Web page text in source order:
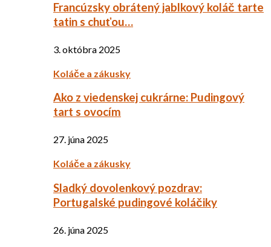
Francúzsky obrátený jablkový koláč tarte
tatin s chuťou…
3. októbra 2025
Koláče a zákusky
Ako z viedenskej cukrárne: Pudingový
tart s ovocím
27. júna 2025
Koláče a zákusky
Sladký dovolenkový pozdrav:
Portugalské pudingové koláčiky
26. júna 2025